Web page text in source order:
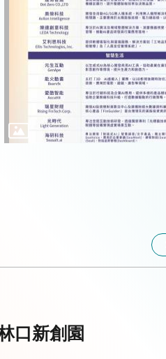
口新創園